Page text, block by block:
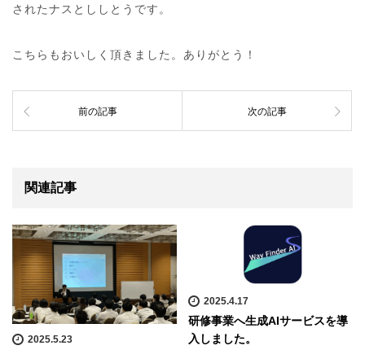
されたナスとししとうです。
こちらもおいしく頂きました。ありがとう！
前の記事 次の記事
関連記事
2025.5.23
2025.4.17
研修事業へ生成AIサービスを導
入しました。